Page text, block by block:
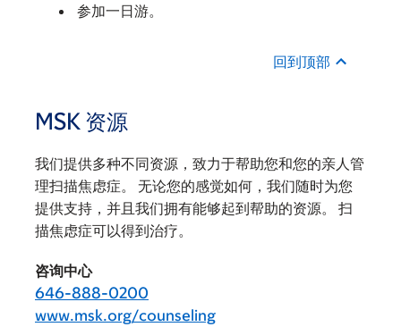
参加一日游。
回到顶部
MSK 资源
我们提供多种不同资源，致力于帮助您和您的亲人管
理扫描焦虑症。 无论您的感觉如何，我们随时为您
提供支持，并且我们拥有能够起到帮助的资源。 扫
描焦虑症可以得到治疗。
咨询中心
646-888-0200
www.msk.org/counseling